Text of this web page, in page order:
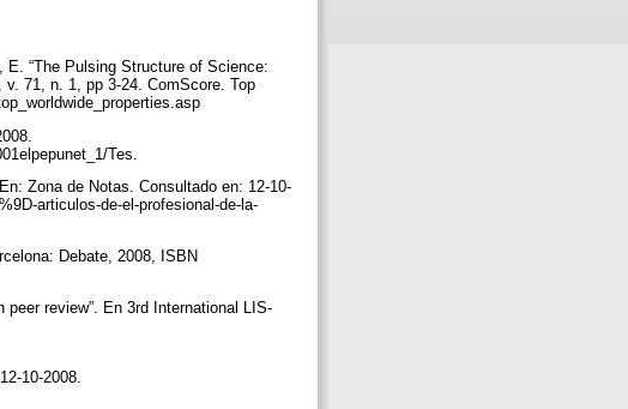
“The Pulsing Structure of Science:
71, n. 1, pp 3-24. ComScore. Top
Tes.
Zona de Notas. Consultado en: 12-10-
articulos-de-el-profesional-de-la-
Debate, 2008, ISBN
review”. En 3rd International LIS-
10-2008.